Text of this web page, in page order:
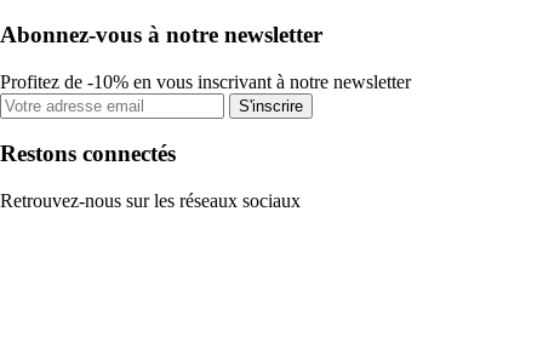
Abonnez-vous à notre newsletter
Profitez de -10% en vous inscrivant à notre newsletter
S'inscrire
Restons connectés
Retrouvez-nous sur les réseaux sociaux